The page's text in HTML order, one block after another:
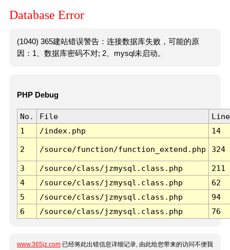
Database Error
(1040) 365建站错误警告：连接数据库失败，可能的原
因：1、数据库密码不对; 2、mysql未启动。
PHP Debug
No. File
Line
1
/index.php 14
2 /source/function/function_extend.php 324
3 /source/class/jzmysql.class.php
211
4
/source/class/jzmysql.class.php
62
5
/source/class/jzmysql.class.php
94
6
/source/class/jzmysql.class.php 76
www.365jz.com 已经将此出错信息详细记录, 由此给您带来的访问不便我